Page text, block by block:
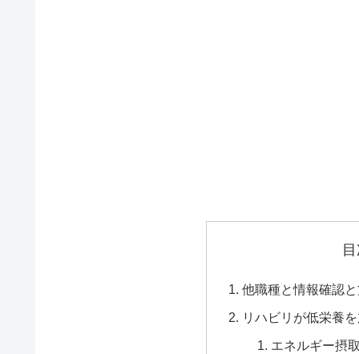
他職種と情報確認
リハビリが低栄養
エネルギー摂